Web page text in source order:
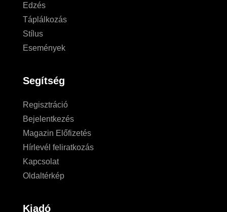
Edzés
Táplálkozás
Stílus
Események
Segítség
Regisztráció
Bejelentkezés
Magazin Előfizetés
Hírlevél feliratkozás
Kapcsolat
Oldaltérkép
Kiadó